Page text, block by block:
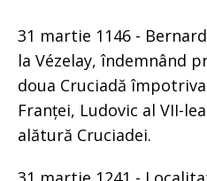
31 martie 1146 -
la Vézelay, îndemnând
doua Cruciadă
Franței, Ludovic al VII-
alătură Cruciadei.